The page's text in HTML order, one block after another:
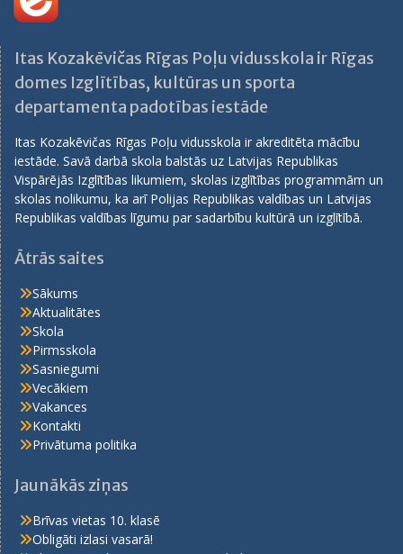
Itas Kozakēvičas Rīgas Poļu vidusskola ir Rīgas
domes Izglītības, kultūras un sporta
departamenta padotības iestāde
Itas Kozakēvičas Rīgas Poļu vidusskola ir akreditēta mācību
iestāde. Savā darbā skola balstās uz Latvijas Republikas
Vispārējās Izglītības likumiem, skolas izglītības programmām un
skolas nolikumu, ka arī Polijas Republikas valdības un Latvijas
Republikas valdības līgumu par sadarbību kultūrā un izglītībā.
Ātrās saites
Sākums
Aktualitātes
Skola
Pirmsskola
Sasniegumi
Vecākiem
Vakances
Kontakti
Privātuma politika
Jaunākās ziņas
Brīvas vietas 10. klasē
Obligāti izlasi vasarā!